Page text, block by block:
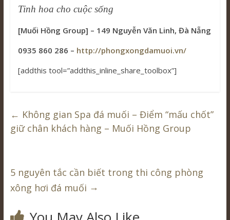
Tinh hoa cho cuộc sống
[Muối Hồng Group] – 149 Nguyễn Văn Linh, Đà Nẵng
0935 860 286 – http://phongxongdamuoi.vn/
[addthis tool=”addthis_inline_share_toolbox”]
← Không gian Spa đá muối – Điểm “mấu chốt”
giữ chân khách hàng – Muối Hồng Group
5 nguyên tắc cần biết trong thi công phòng
xông hơi đá muối →